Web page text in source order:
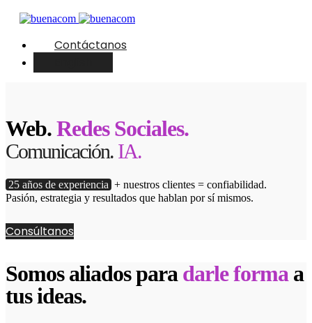
Contáctanos
Web.Redes Sociales.
Comunicación. IA.
25 años de experiencia + nuestros clientes = confiabilidad.
Pasión, estrategia y resultados que hablan por sí mismos.
Consúltanos
Somos aliados para darle forma a
tus ideas.